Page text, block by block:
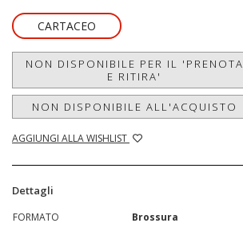
CARTACEO
NON DISPONIBILE PER IL 'PRENOTA
E RITIRA'
NON DISPONIBILE ALL'ACQUISTO
AGGIUNGI ALLA WISHLIST
Dettagli
FORMATO
Brossura